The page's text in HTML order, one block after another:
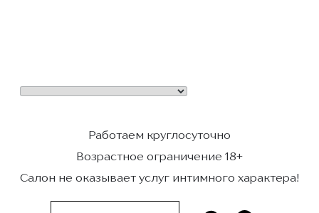
Работаем круглосуточно
Возрастное ограничение 18+
Салон не оказывает услуг интимного характера!